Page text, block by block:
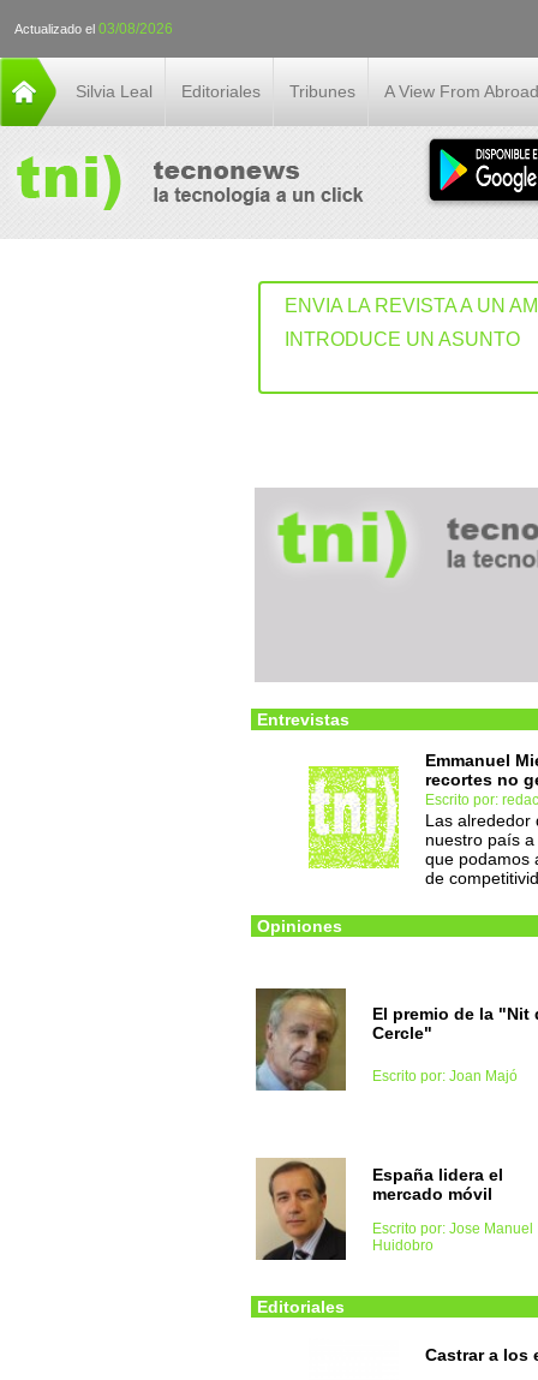
Actualizado el 03/08/2026
Silvia Leal Editoriales Tribunes A View From Abroad
ENVIA LA REVISTA A UN
INTRODUCE UN ASUNTO
Entrevistas
Emmanuel
recortes no
Escrito por:
Las alrededor
nuestro país
que podamos
de
Opiniones
El premio de la "Nit
Cercle"
Escrito por: Joan Majó
España lidera el
mercado móvil
Escrito por: Jose Manuel
Huidobro
Editoriales
Castrar a los